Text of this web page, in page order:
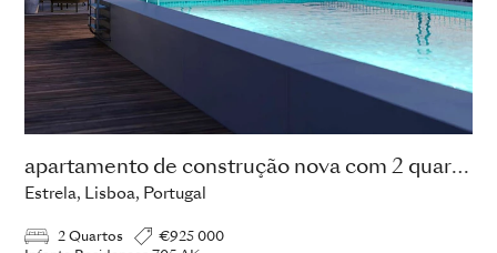
apartamento de construção nova com 2 quartos
Estrela, Lisboa, Portugal
2 Quartos
€925 000